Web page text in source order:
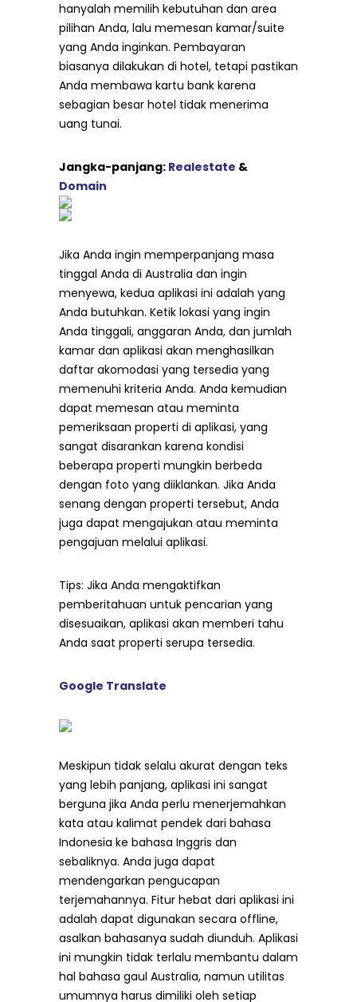
hanyalah memilih kebutuhan dan area
pilihan Anda, lalu memesan kamar/suite
yang Anda inginkan. Pembayaran
biasanya dilakukan di hotel, tetapi pastikan
Anda membawa kartu bank karena
sebagian besar hotel tidak menerima
uang tunai.
Jangka-panjang: Realestate &
Domain
Jika Anda ingin memperpanjang masa
tinggal Anda di Australia dan ingin
menyewa, kedua aplikasi ini adalah yang
Anda butuhkan. Ketik lokasi yang ingin
Anda tinggali, anggaran Anda, dan jumlah
kamar dan aplikasi akan menghasilkan
daftar akomodasi yang tersedia yang
memenuhi kriteria Anda. Anda kemudian
dapat memesan atau meminta
pemeriksaan properti di aplikasi, yang
sangat disarankan karena kondisi
beberapa properti mungkin berbeda
dengan foto yang diiklankan. Jika Anda
senang dengan properti tersebut, Anda
juga dapat mengajukan atau meminta
pengajuan melalui aplikasi.
Tips: Jika Anda mengaktifkan
pemberitahuan untuk pencarian yang
disesuaikan, aplikasi akan memberi tahu
Anda saat properti serupa tersedia.
Google Translate
Meskipun tidak selalu akurat dengan teks
yang lebih panjang, aplikasi ini sangat
berguna jika Anda perlu menerjemahkan
kata atau kalimat pendek dari bahasa
Indonesia ke bahasa Inggris dan
sebaliknya. Anda juga dapat
mendengarkan pengucapan
terjemahannya. Fitur hebat dari aplikasi ini
adalah dapat digunakan secara offline,
asalkan bahasanya sudah diunduh. Aplikasi
ini mungkin tidak terlalu membantu dalam
hal bahasa gaul Australia, namun utilitas
umumnya harus dimiliki oleh setiap